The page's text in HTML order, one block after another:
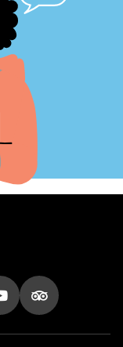
X sur LinkedIn
nous sur
Suivez nous